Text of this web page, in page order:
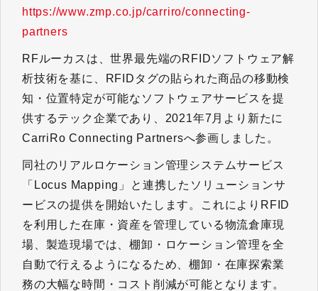
https://www.zmp.co.jp/carriro/connecting-
partners
RFルーカスは、世界最先端のRFIDソフトウェア解
析技術を基に、RFIDタグの貼られた商品の移動検
知・位置特定が可能なソフトウェアサービスを提
供するテック企業であり、2021年7月より新たに
CarriRo Connecting Partnersへ参画しました。
同社のリアルロケーション管理システムサービス
「Locus Mapping」と連携したソリューションサ
ービスの提供を開始いたします。これによりRFID
を利用した在庫・資産を管理している物流倉庫現
場、製造現場では、棚卸・ロケーション管理を全
自動で行えるようになるため、棚卸・在庫探索業
務の大幅な時間・コスト削減が可能となります。